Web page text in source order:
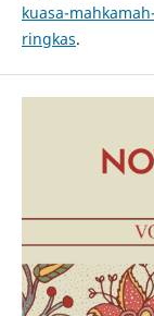
kuasa-
ringkas.